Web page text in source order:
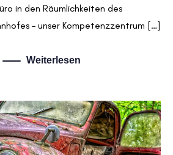
in den Räumlichkeiten des
– unser Kompetenzzentrum […]
Weiterlesen